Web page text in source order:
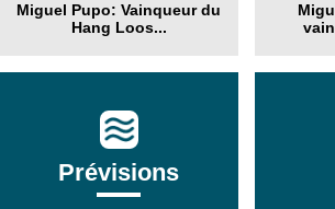
Miguel Pupo: Vainqueur du
Hang Loos...
Prévisions